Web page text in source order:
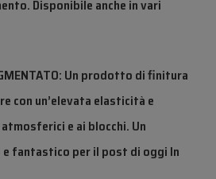
Disponibile anche in vari
Un prodotto di finitura
con un’elevata elasticità e
e ai blocchi. Un
fantastico per il post di oggi In